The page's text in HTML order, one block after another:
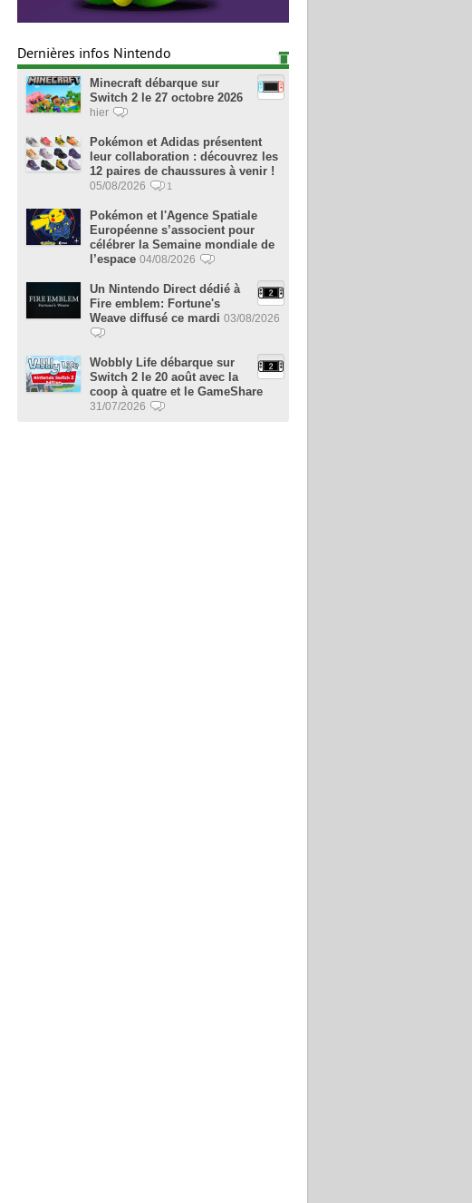
Dernières infos Nintendo
Minecraft débarque sur
Switch 2 le 27 octobre 2026
hier
Pokémon et Adidas présentent
leur collaboration : découvrez les
12 paires de chaussures à venir !
05/08/2026 1
Pokémon et l'Agence Spatiale
Européenne s’associent pour
célébrer la Semaine mondiale de
l’espace 04/08/2026
Un Nintendo Direct dédié à
Fire emblem: Fortune's
Weave diffusé ce mardi 03/08/2026
Wobbly Life débarque sur
Switch 2 le 20 août avec la
coop à quatre et le GameShare
31/07/2026